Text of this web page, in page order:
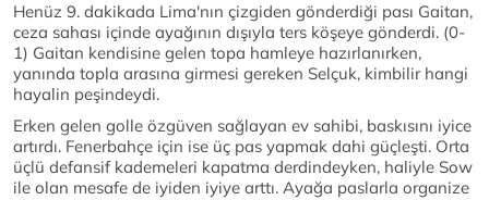
Henüz 9. dakikada Lima'nın çizgiden gönderdiği pası Gaitan,
ceza sahası içinde ayağının dışıyla ters köşeye gönderdi. (0-
1) Gaitan kendisine gelen topa hamleye hazırlanırken,
yanında topla arasına girmesi gereken Selçuk, kimbilir hangi
hayalin peşindeydi.
Erken gelen golle özgüven sağlayan ev sahibi, baskısını iyice
artırdı. Fenerbahçe için ise üç pas yapmak dahi güçleşti. Orta
üçlü defansif kademeleri kapatma derdindeyken, haliyle Sow
ile olan mesafe de iyiden iyiye arttı. Ayağa paslarla organize